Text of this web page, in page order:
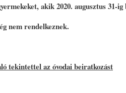
akik 2020. augusztus 31-
nem rendelkeznek.
tekintettel az óvodai beiratkozást